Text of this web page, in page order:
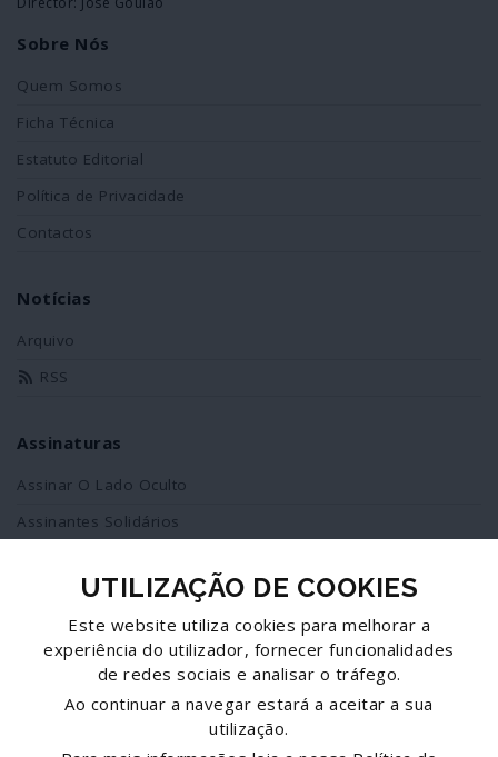
Sobre Nós
Quem Somos
Ficha Técnica
Estatuto Editorial
Política de Privacidade
Contactos
Notícias
Arquivo
RSS
Assinaturas
Assinar O Lado Oculto
Assinantes Solidários
Redes Sociais
Siga-nos no facebook
UTILIZAÇÃO DE COOKIES
Este website utiliza cookies para melhorar a
experiência do utilizador, fornecer funcionalidades
de redes sociais e analisar o tráfego.
Ao continuar a navegar estará a aceitar a sua
utilização.